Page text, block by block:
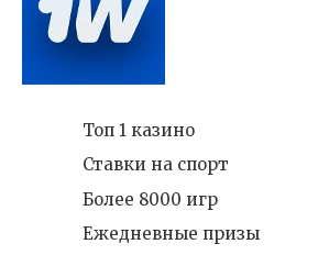
Топ 1 казино
Ставки на спорт
Более 8000 игр
Ежедневные призы